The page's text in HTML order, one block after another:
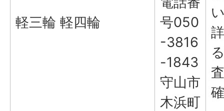
軽三輪 軽四輪
号050
-3816
-1843
守山市
木浜町